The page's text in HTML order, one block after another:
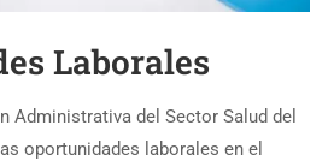
Laborales
Administrativa del Sector Salud del
oportunidades laborales en el